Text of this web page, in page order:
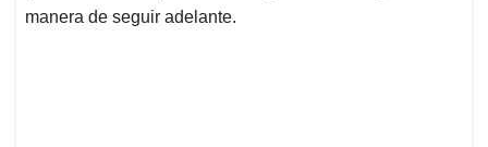
manera de seguir adelante.